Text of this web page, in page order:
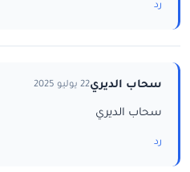
رد
سحاب الديري22 يوليو 2025
سحاب الديري
رد